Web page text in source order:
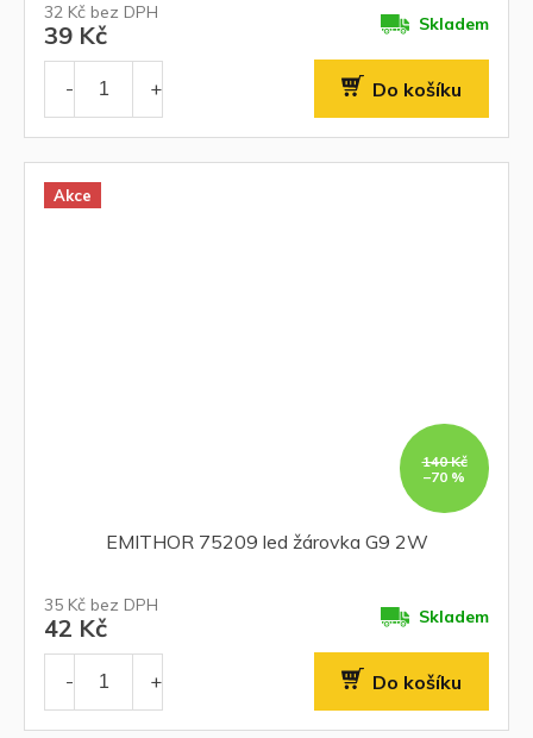
32 Kč bez DPH
39 Kč Skladem
Do košíku
Akce
140 Kč
–70 %
EMITHOR 75209 led žárovka G9 2W
35 Kč bez DPH
42 Kč Skladem
Do košíku